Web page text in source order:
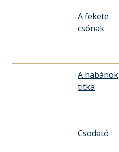
A fekete
csónak
A habánok
titka
Csodató